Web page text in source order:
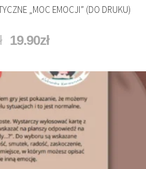
„MOC EMOCJI” (DO DRUKU)
19.90zł